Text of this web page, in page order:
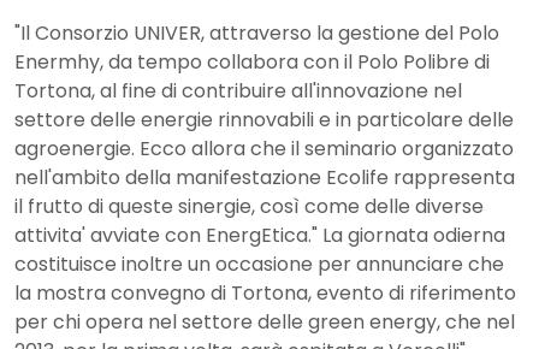
"Il Consorzio UNIVER, attraverso la gestione del Polo
Enermhy, da tempo collabora con il Polo Polibre di
Tortona, al fine di contribuire all'innovazione nel
settore delle energie rinnovabili e in particolare delle
agroenergie. Ecco allora che il seminario organizzato
nell'ambito della manifestazione Ecolife rappresenta
il frutto di queste sinergie, così come delle diverse
attivita' avviate con EnergEtica." La giornata odierna
costituisce inoltre un occasione per annunciare che
la mostra convegno di Tortona, evento di riferimento
per chi opera nel settore delle green energy, che nel